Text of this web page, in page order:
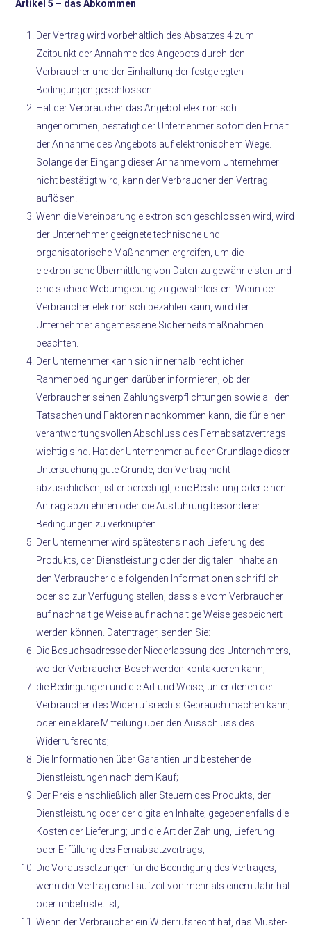
Artikel 5 – das Abkommen
Der Vertrag wird vorbehaltlich des Absatzes 4 zum
Zeitpunkt der Annahme des Angebots durch den
Verbraucher und der Einhaltung der festgelegten
Bedingungen geschlossen.
Hat der Verbraucher das Angebot elektronisch
angenommen, bestätigt der Unternehmer sofort den Erhalt
der Annahme des Angebots auf elektronischem Wege.
Solange der Eingang dieser Annahme vom Unternehmer
nicht bestätigt wird, kann der Verbraucher den Vertrag
auflösen.
Wenn die Vereinbarung elektronisch geschlossen wird, wird
der Unternehmer geeignete technische und
organisatorische Maßnahmen ergreifen, um die
elektronische Übermittlung von Daten zu gewährleisten und
eine sichere Webumgebung zu gewährleisten. Wenn der
Verbraucher elektronisch bezahlen kann, wird der
Unternehmer angemessene Sicherheitsmaßnahmen
beachten.
Der Unternehmer kann sich innerhalb rechtlicher
Rahmenbedingungen darüber informieren, ob der
Verbraucher seinen Zahlungsverpflichtungen sowie all den
Tatsachen und Faktoren nachkommen kann, die für einen
verantwortungsvollen Abschluss des Fernabsatzvertrags
wichtig sind. Hat der Unternehmer auf der Grundlage dieser
Untersuchung gute Gründe, den Vertrag nicht
abzuschließen, ist er berechtigt, eine Bestellung oder einen
Antrag abzulehnen oder die Ausführung besonderer
Bedingungen zu verknüpfen.
Der Unternehmer wird spätestens nach Lieferung des
Produkts, der Dienstleistung oder der digitalen Inhalte an
den Verbraucher die folgenden Informationen schriftlich
oder so zur Verfügung stellen, dass sie vom Verbraucher
auf nachhaltige Weise auf nachhaltige Weise gespeichert
werden können. Datenträger, senden Sie:
Die Besuchsadresse der Niederlassung des Unternehmers,
wo der Verbraucher Beschwerden kontaktieren kann;
die Bedingungen und die Art und Weise, unter denen der
Verbraucher des Widerrufsrechts Gebrauch machen kann,
oder eine klare Mitteilung über den Ausschluss des
Widerrufsrechts;
Die Informationen über Garantien und bestehende
Dienstleistungen nach dem Kauf;
Der Preis einschließlich aller Steuern des Produkts, der
Dienstleistung oder der digitalen Inhalte; gegebenenfalls die
Kosten der Lieferung; und die Art der Zahlung, Lieferung
oder Erfüllung des Fernabsatzvertrags;
Die Voraussetzungen für die Beendigung des Vertrages,
wenn der Vertrag eine Laufzeit von mehr als einem Jahr hat
oder unbefristet ist;
Wenn der Verbraucher ein Widerrufsrecht hat, das Muster-